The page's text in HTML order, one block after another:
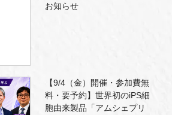
お知らせ
【9/4（金）開催・参加費無
料・要予約】世界初のiPS細
胞由来製品「アムシェプリ